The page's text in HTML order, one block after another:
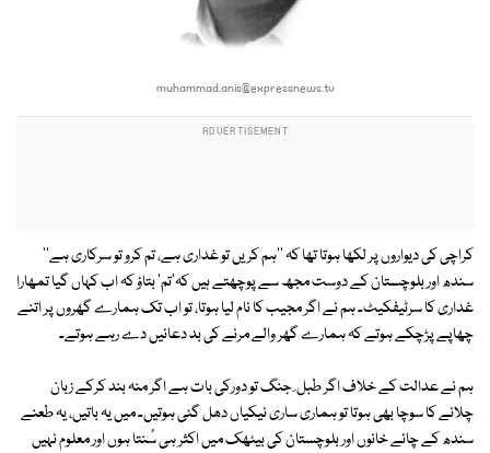
muhammad.anis@expressnews.tv
کراچی کی دیواروں پر لکھا ہوتا تھا کہ ''ہم کریں تو غداری ہے، تم کرو تو سرکاری ہے''
سندھ اور بلوچستان کے دوست مجھ سے پوچھتے ہیں کہ'تم' بتاؤ کہ اب کہاں گیا تمھارا
غداری کا سرٹیفکیٹ۔ ہم نے اگر مجیب کا نام لیا ہوتا، تو اب تک ہمارے گھروں پر اتنے
چھاپے پڑچکے ہوتے کہ ہمارے گھر والے مرنے کی بد دعائیں دے رہے ہوتے۔
ہم نے عدالت کے خلاف اگر طبل ِ جنگ تو دورکی بات ہے اگر منہ بند کرکے زبان
چلانے کا سوچا بھی ہوتا تو ہماری ساری نیکیاں دھل گئی ہوتیں۔ میں یہ باتیں، یہ طعنے
سندھ کے چائے خانوں اور بلوچستان کی بیٹھک میں اکثر ہی سُنتا ہوں اور معلوم نہیں